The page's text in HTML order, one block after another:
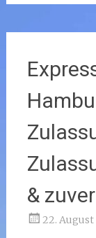
&
22. August